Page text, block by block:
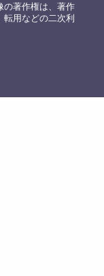
の著作権は、著作
用などの二次利